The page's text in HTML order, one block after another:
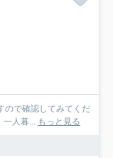
ので確認してみてくだ
一人暮... もっと見る